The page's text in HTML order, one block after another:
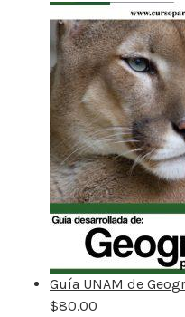
Guía UNAM de
$80.00